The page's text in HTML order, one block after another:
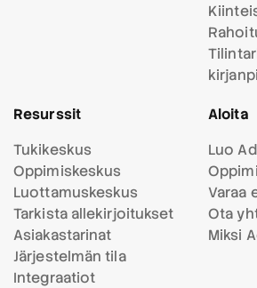
Resurssit
Tukikeskus
Oppimiskeskus
Luottamuskeskus
Tarkista allekirjoitukset
Asiakastarinat
Järjestelmän tila
Integraatiot
Aloita
Luo
Varaa
Ota
Miksi